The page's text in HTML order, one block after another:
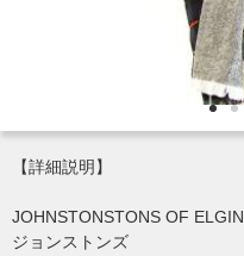
【詳細説明】
JOHNSTONSTONS OF ELGIN
ジョンストンズ